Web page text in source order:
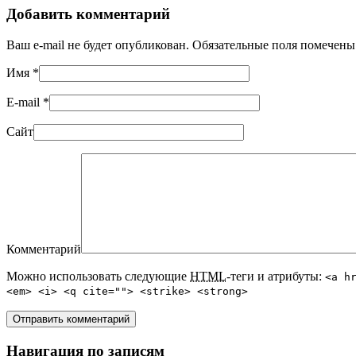
Добавить комментарий
Ваш e-mail не будет опубликован. Обязательные поля помечены
Имя *
E-mail *
Сайт
Комментарий
Можно использовать следующие HTML-теги и атрибуты: <a
<em> <i> <q cite=""> <strike> <strong>
Навигация по записям